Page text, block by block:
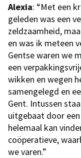
Alexia: “Met een
geleden was een
zeldzaamheid,
en was ik meteen
Gentse waren we
een
wikken en wegen
samengelegd en
Gent. Intussen
uitgebaat door
helemaal kan
coöperatieve,
we varen.”